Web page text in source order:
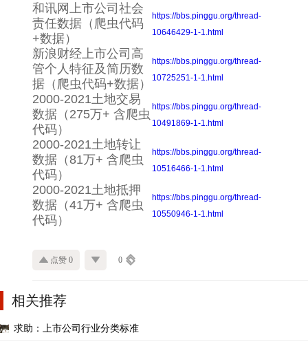
和讯网上市公司社会
责任数据（爬虫代码
+数据）
https://bbs.pinggu.org/thread-
10646429-1-1.html
新浪财经上市公司高
管个人特征及简历数
据（爬虫代码+数据）
https://bbs.pinggu.org/thread-
10725251-1-1.html
2000-2021土地交易
数据（275万+ 含爬虫
代码）
https://bbs.pinggu.org/thread-
10491869-1-1.html
2000-2021土地转让
数据（81万+ 含爬虫
代码）
https://bbs.pinggu.org/thread-
10516466-1-1.html
2000-2021土地抵押
数据（41万+ 含爬虫
代码）
https://bbs.pinggu.org/thread-
10550946-1-1.html
点赞 0 0
相关推荐
求助：上市公司行业分类标准